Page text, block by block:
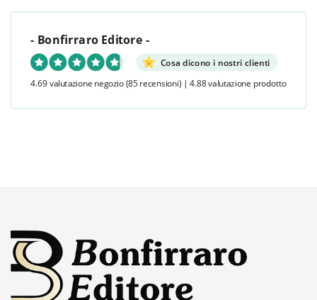
- Bonfirraro Editore -
Cosa dicono i nostri clienti
4.69 valutazione negozio (85 recensioni) | 4.88 valutazione prodotto